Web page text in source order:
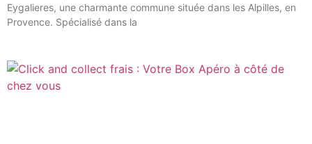
Eygalieres, une charmante commune située dans les Alpilles, en
Provence. Spécialisé dans la